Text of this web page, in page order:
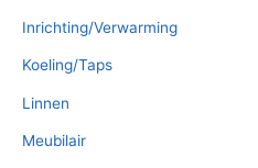
Inrichting/Verwarming
Koeling/Taps
Linnen
Meubilair